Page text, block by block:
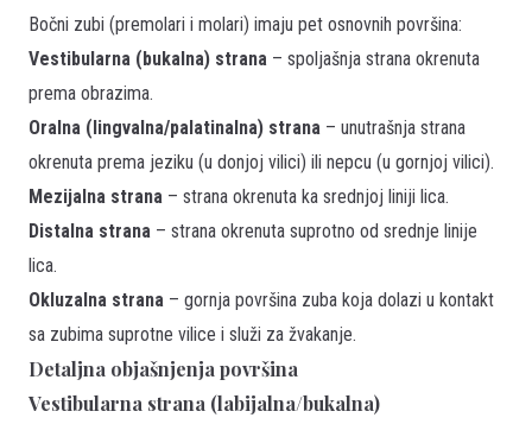
Bočni zubi (premolari i molari) imaju pet osnovnih površina:
Vestibularna (bukalna) strana – spoljašnja strana okrenuta
prema obrazima.
Oralna (lingvalna/palatinalna) strana – unutrašnja strana
okrenuta prema jeziku (u donjoj vilici) ili nepcu (u gornjoj vilici).
Mezijalna strana – strana okrenuta ka srednjoj liniji lica.
Distalna strana – strana okrenuta suprotno od srednje linije
lica.
Okluzalna strana – gornja površina zuba koja dolazi u kontakt
sa zubima suprotne vilice i služi za žvakanje.
Detaljna objašnjenja površina
Vestibularna strana (labijalna/bukalna)